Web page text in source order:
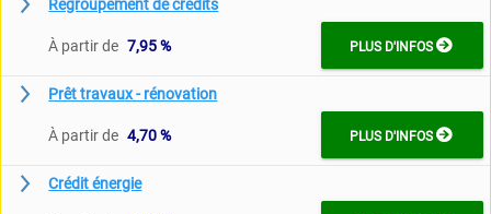
Regroupement de crédits
À partir de 7,95 % PLUS D'INFOS
Prêt travaux - rénovation
À partir de 4,70 % PLUS D'INFOS
Crédit énergie